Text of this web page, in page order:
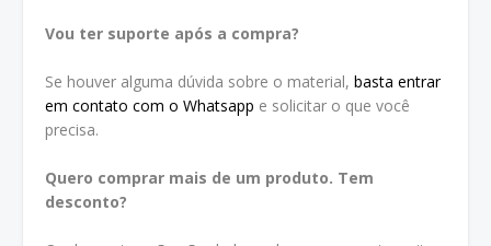
Vou ter suporte após a compra?
Se houver alguma dúvida sobre o material, basta entrar
em contato com o Whatsapp e solicitar o que você
precisa.
Quero comprar mais de um produto. Tem
desconto?